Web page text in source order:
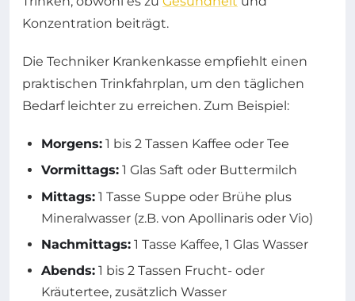
Konzentration beiträgt.
Die Techniker Krankenkasse empfiehlt einen
praktischen Trinkfahrplan, um den täglichen
Bedarf leichter zu erreichen. Zum Beispiel:
Morgens: 1 bis 2 Tassen Kaffee oder Tee
Vormittags: 1 Glas Saft oder Buttermilch
Mittags: 1 Tasse Suppe oder Brühe plus
Mineralwasser (z.B. von Apollinaris oder Vio)
Nachmittags: 1 Tasse Kaffee, 1 Glas Wasser
Abends: 1 bis 2 Tassen Frucht- oder
Kräutertee, zusätzlich Wasser